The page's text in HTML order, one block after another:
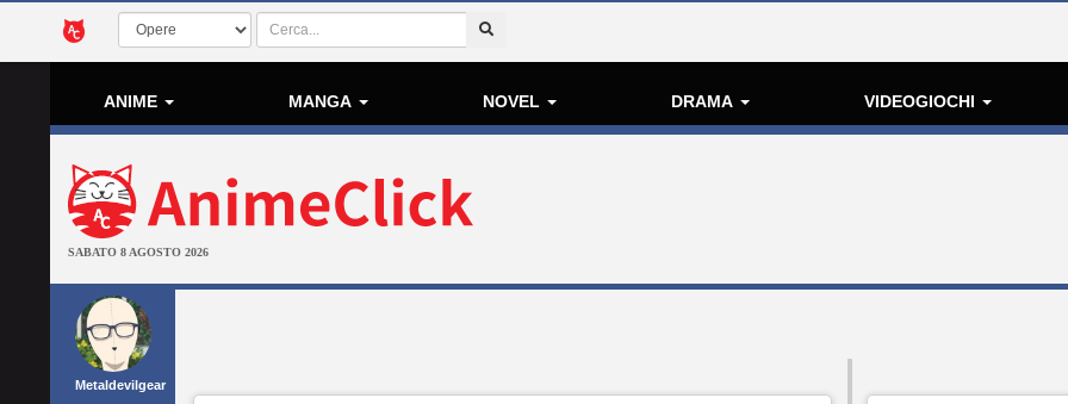
ANIME MANGA NOVEL DRAMA VIDEOGIOCHI
SABATO 8 AGOSTO 2026
Metaldevilgear